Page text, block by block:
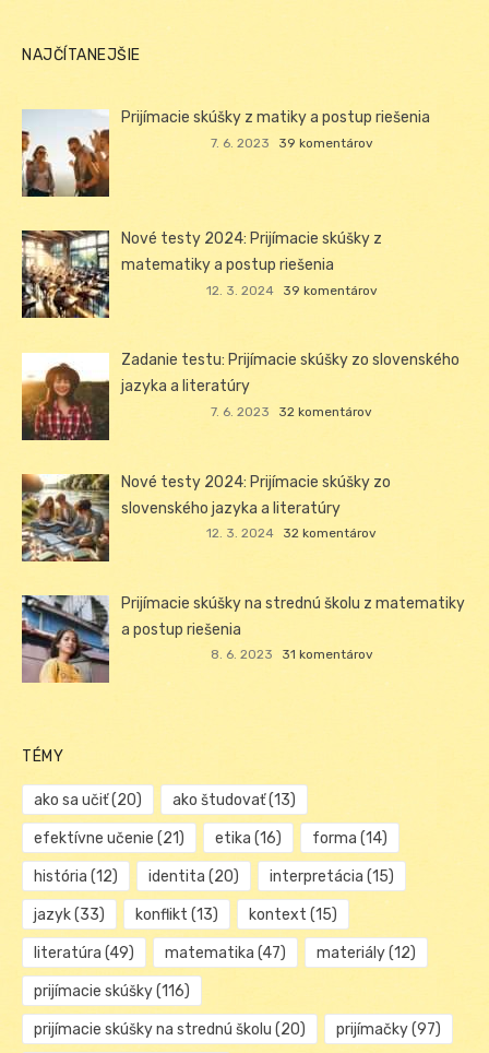
NAJČÍTANEJŠIE
Prijímacie skúšky z matiky a postup riešenia
7. 6. 2023 39 komentárov
Nové testy 2024: Prijímacie skúšky z
matematiky a postup riešenia
12. 3. 2024 39 komentárov
Zadanie testu: Prijímacie skúšky zo slovenského
jazyka a literatúry
7. 6. 2023 32 komentárov
Nové testy 2024: Prijímacie skúšky zo
slovenského jazyka a literatúry
12. 3. 2024 32 komentárov
Prijímacie skúšky na strednú školu z matematiky
a postup riešenia
8. 6. 2023 31 komentárov
TÉMY
ako sa učiť(20) ako študovať(13)
efektívne učenie (21) etika (16) forma (14)
história (12) identita (20) interpretácia (15)
jazyk(33) konflikt (13) kontext (15)
literatúra (49) matematika (47) materiály(12)
prijímacie skúšky(116)
prijímacie skúšky na strednú školu (20) prijímačky(97)